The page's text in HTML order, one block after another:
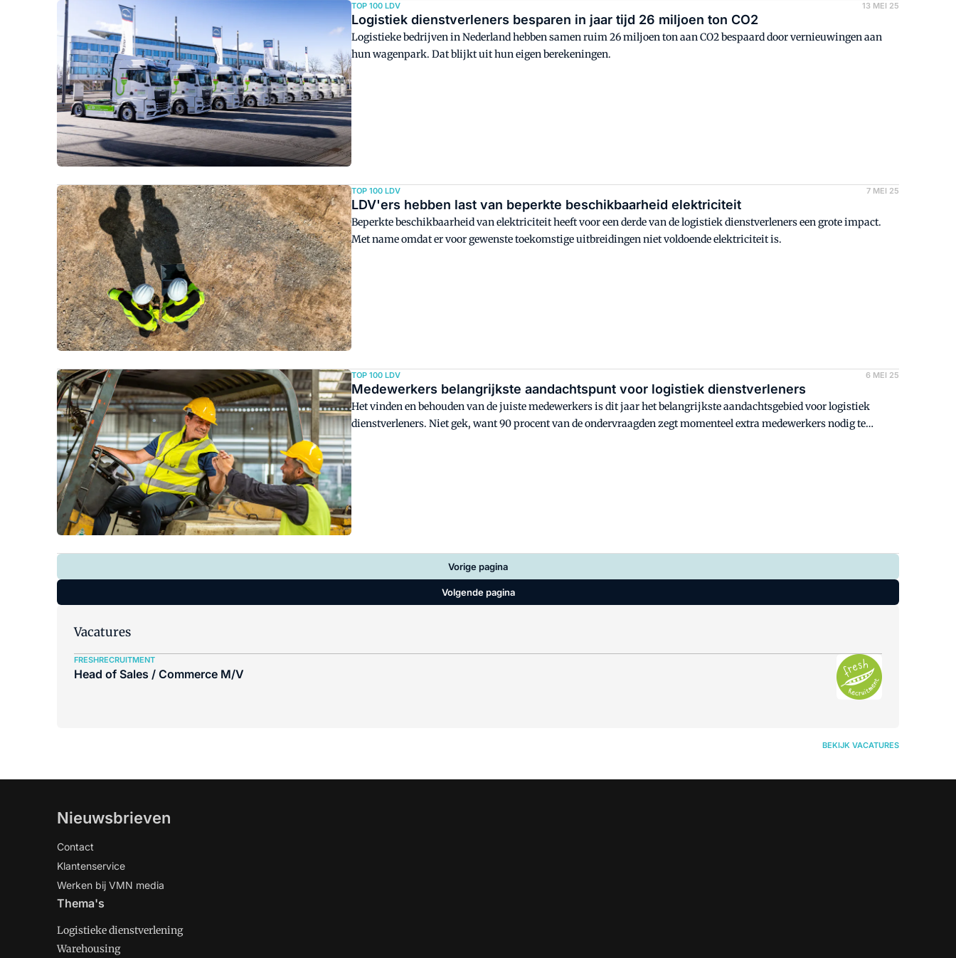
TOP 100 LDV 13 MEI 25
Logistiek dienstverleners besparen in jaar tijd 26 miljoen ton CO2
Logistieke bedrijven in Nederland hebben samen ruim 26 miljoen ton aan CO2 bespaard door vernieuwingen aan
hun wagenpark. Dat blijkt uit hun eigen berekeningen.
TOP 100 LDV 7 MEI 25
LDV'ers hebben last van beperkte beschikbaarheid elektriciteit
Beperkte beschikbaarheid van elektriciteit heeft voor een derde van de logistiek dienstverleners een grote impact.
Met name omdat er voor gewenste toekomstige uitbreidingen niet voldoende elektriciteit is.
TOP 100 LDV 6 MEI 25
Medewerkers belangrijkste aandachtspunt voor logistiek dienstverleners
Het vinden en behouden van de juiste medewerkers is dit jaar het belangrijkste aandachtsgebied voor logistiek
dienstverleners. Niet gek, want 90 procent van de ondervraagden zegt momenteel extra medewerkers nodig te
Vorige pagina
Volgende pagina
Vacatures
FRESHRECRUITMENT
Head of Sales / Commerce M/V
BEKIJK VACATURES
Nieuwsbrieven
Contact
Klantenservice
Werken bij VMN media
Thema's
Logistieke dienstverlening
Warehousing